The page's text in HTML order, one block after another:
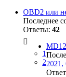
OBD2 или
Последнее
Ответы: 42
1
22021,